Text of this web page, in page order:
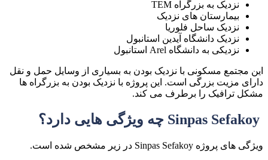
نزدیک به بزرگراه TEM
بیمارستان های نزدیک
نزدیک ساحل فلوریا
نزدیک دانشگاه آیدین استانبول
نزدیکی به دانشگاه Arel استانبول
این مجتمع مسکونی با نزدیک بودن به بسیاری از وسایل حمل و نقل
دارای مزیت بزرگی است. این پروژه با نزدیک بودن به بزرگراه ها
مشکل ترافیک را برطرف می کند.
ویژگی های پروژه Sinpas Sefakoy در زیر مشخص شده است.